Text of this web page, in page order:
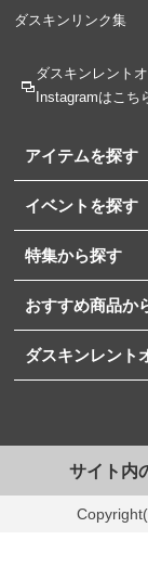
ダスキンリンク集
ダスキンレント
Instagramはこち
アイテムを探す
イベントを探す
特集から探す
おすすめ商品か
ダスキンレント
サイト内